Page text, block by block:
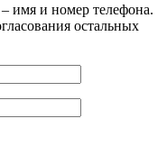
имя и номер телефона.
остальных